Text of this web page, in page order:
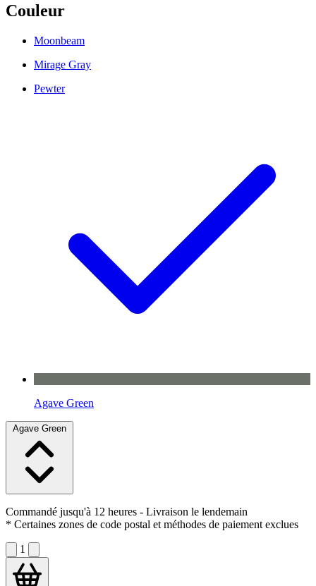
Couleur
Moonbeam
Mirage Gray
Pewter
Agave Green
Agave Green
Commandé jusqu'à 12 heures - Livraison le lendemain
* Certaines zones de code postal et méthodes de paiement exclues
1